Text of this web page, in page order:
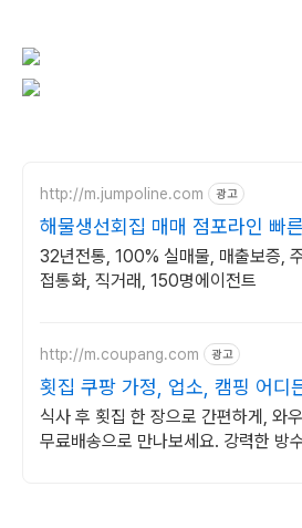
http://m.jumpoline.com 광고
해물생선회집 매매 점포라인 빠
래 & 안전중개거래
32년전통, 100% 실매물, 매출보증,
접통화, 직거래, 150명에이전트
http://m.coupang.com 광고
횟집 쿠팡 가정, 업소, 캠핑 어디
식사 후 횟집 한 장으로 간편하게, 와
무료배송으로 만나보세요. 강력한 방